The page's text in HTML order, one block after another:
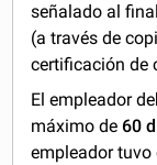
señalado al
(a través de
certificación de
El empleador
máximo de 60
empleador